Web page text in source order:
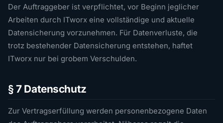
Der Auftraggeber ist verpflichtet, vor Beginn jeglicher
Arbeiten durch ITworx eine vollständige und aktuelle
Datensicherung vorzunehmen. Für Datenverluste, die
trotz bestehender Datensicherung entstehen, haftet
ITworx nur bei grobem Verschulden.
§ 7 Datenschutz
Zur Vertragserfüllung werden personenbezogene Daten